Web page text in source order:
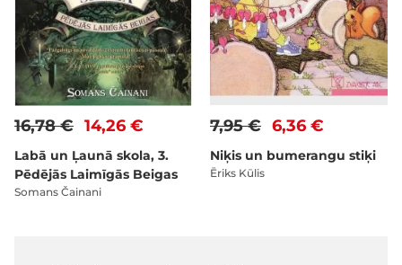
14,26 €
16,78 €
Labā un Ļaunā skola, 3.
Pēdējās Laimīgās Beigas
Somans Čainani
6,36 €
7,95 €
Niķis un bumerangu stiķi
Ēriks Kūlis